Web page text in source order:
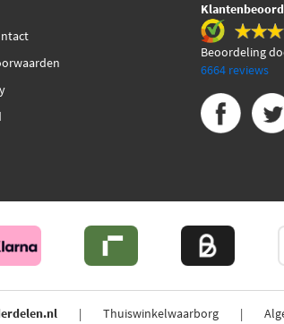
Beoordeling
6664 reviews
Thuiswinkelwaarborg